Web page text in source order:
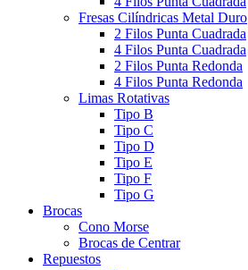
Fresas Cilíndricas Metal Duro
2 Filos Punta Cuadrada
4 Filos Punta Cuadrada
2 Filos Punta Redonda
4 Filos Punta Redonda
Limas Rotativas
Tipo B
Tipo C
Tipo D
Tipo E
Tipo F
Tipo G
Brocas
Cono Morse
Brocas de Centrar
Repuestos